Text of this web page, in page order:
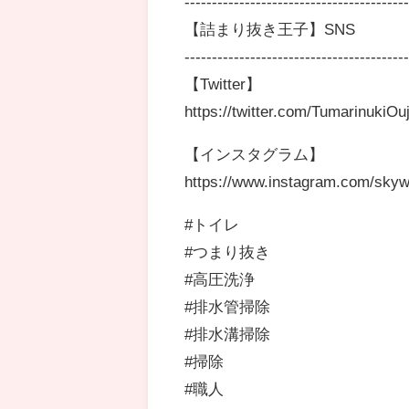
【詰まり抜き王子】SNS
【Twitter】
https://twitter.com/
【インスタグラム】
https://www.instagram.com/
#トイレ
#つまり抜き
#高圧洗浄
#排水管掃除
#排水溝掃除
#掃除
#職人